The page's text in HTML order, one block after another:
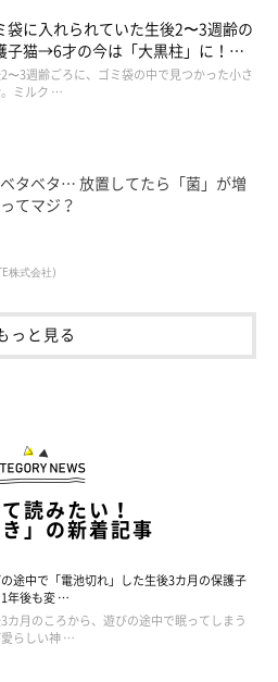
袋に入れられていた生後2〜3週齢の
子猫→6才の今は「大黒柱」に！
い黒猫に成長した姿にグッとくる
〜3週齢ごろに、ゴミ袋の中で見つかった小さ
ミルク …
タベタ… 放置してたら「菌」が増
てマジ？
株式会社)
っと見る
読みたい！
き」の新着記事
途中で「電池切れ」した生後3カ月の保護子
後も変 …
カ月のころから、遊びの途中で眠ってしまう
らしい神 …